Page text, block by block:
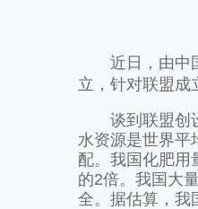
近日，由中国
立，针对联盟成
谈到联盟创设
水资源是世界平
配。我国化肥用
的2倍。我国大
全。据估算，我